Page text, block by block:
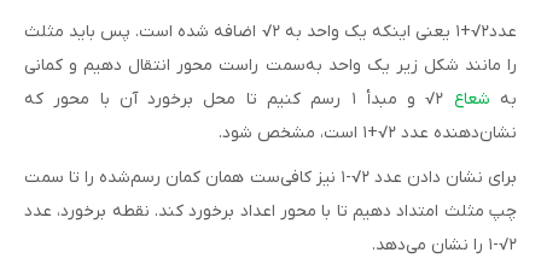
عدد۲√+۱ یعنی اینکه یک واحد به ۲√ اضافه شده است. پس باید مثلث
را مانند شکل زیر یک واحد به‌سمت راست محور انتقال دهیم و کمانی
به شعاع
۲√ و مبدأ ۱ رسم کنیم تا محل برخورد آن با محور که
نشان‌دهنده عدد ۲√+۱ است، مشخص شود.
برای نشان دادن عدد ۲√-۱ نیز کافی‌ست همان کمان رسم‌شده را تا سمت
چپ مثلث امتداد دهیم تا با محور اعداد برخورد کند. نقطه برخورد، عدد
۲√-۱ را نشان می‌دهد.